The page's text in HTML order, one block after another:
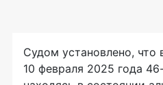
Судом установлено, что
10 февраля 2025 года